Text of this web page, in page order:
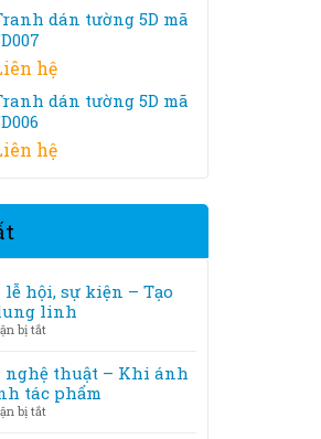
dán tường 5D mã
hệ
dán tường 5D mã
hệ
hội, sự kiện – Tạo
linh
bị tắtở
trang
lễ
thuật – Khi ánh
tác phẩm
bị tắtở